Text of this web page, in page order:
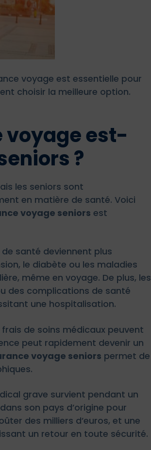
voyage est essentielle pour
choisir la meilleure option.
voyage est-
?
les seniors sont
en matière de santé. Voici
voyage seniors est
santé deviennent plus
le diabète ou les maladies
même en voyage. De plus, les
des complications de santé
une hospitalisation.
de soins médicaux peuvent
peut rapidement devenir un
voyage seniors permet de
grave survient pendant un
son pays d’origine pour
des milliers d’euros, et une
un retour en toute sécurité.